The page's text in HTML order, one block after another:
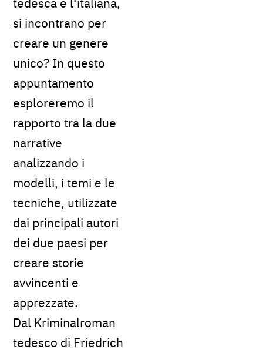
si incontrano per
creare un genere
unico? In questo
appuntamento
esploreremo il
rapporto tra la due
narrative
analizzando i
modelli, i temi e le
tecniche, utilizzate
dai principali autori
dei due paesi per
creare storie
avvincenti e
apprezzate.
Dal Kriminalroman
tedesco di Friedrich